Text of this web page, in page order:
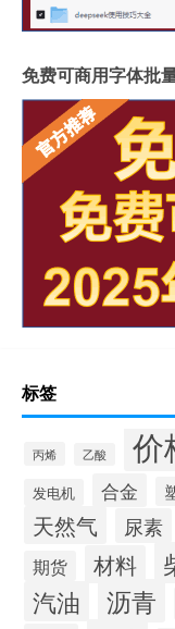
免费可商用字体批
标签
丙烯 乙酸 价
发电机 合金
天然气 尿素
期货 材料
汽油 沥青